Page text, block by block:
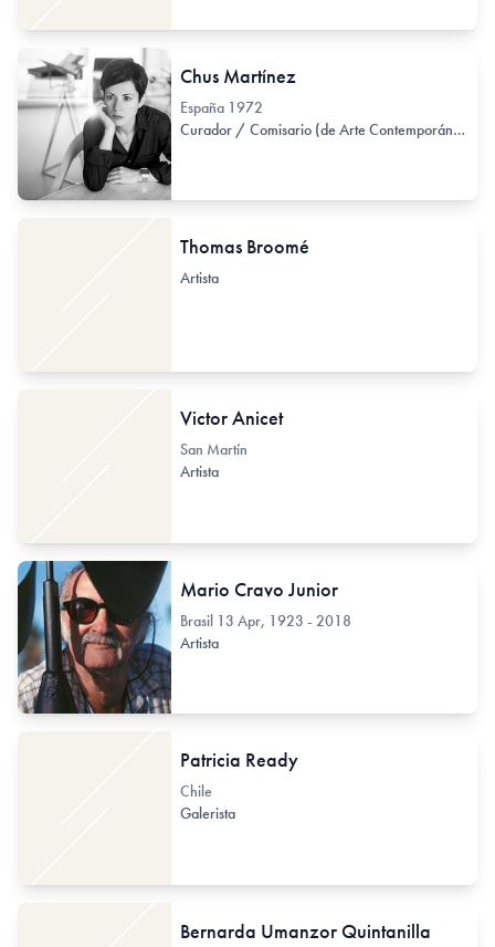
Chus Martínez
España 1972
Curador / Comisario (de Arte Contemporáneo)
Thomas Broomé
Artista
Victor Anicet
San Martín
Artista
Mario Cravo Junior
Brasil 13 Apr, 1923 - 2018
Artista
Patricia Ready
Chile
Galerista
Bernarda Umanzor Quintanilla